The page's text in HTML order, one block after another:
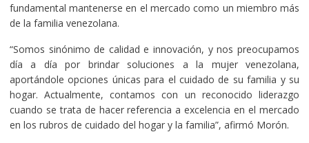
fundamental mantenerse en el mercado como un miembro más
de la familia venezolana.
“Somos sinónimo de calidad e innovación, y nos preocupamos
día a día por brindar soluciones a la mujer venezolana,
aportándole opciones únicas para el cuidado de su familia y su
hogar. Actualmente, contamos con un reconocido liderazgo
cuando se trata de hacer referencia a excelencia en el mercado
en los rubros de cuidado del hogar y la familia”, afirmó Morón.